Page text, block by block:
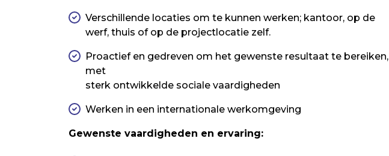
Verschillende locaties om te kunnen werken; kantoor, op de
werf, thuis of op de projectlocatie zelf.
Proactief en gedreven om het gewenste resultaat te bereiken,
met
sterk ontwikkelde sociale vaardigheden
Werken in een internationale werkomgeving
Gewenste vaardigheden en ervaring: